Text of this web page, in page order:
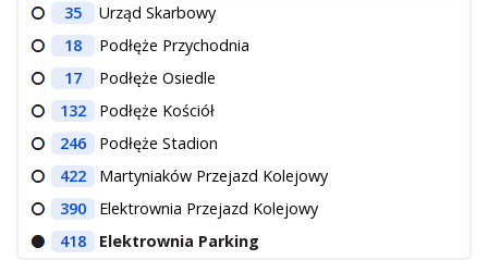
35
Urząd Skarbowy
18
Podłęże Przychodnia
17
Podłęże Osiedle
132
Podłęże Kościół
246
Podłęże Stadion
422
Martyniaków Przejazd Kolejowy
390
Elektrownia Przejazd Kolejowy
418
Elektrownia Parking